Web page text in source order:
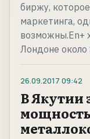
биржу,
маркетинга,
возможны.En+
Лондоне
26.09.2017 09:42
В Якутии